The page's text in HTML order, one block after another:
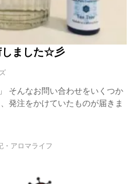
しました☆彡
そんなお問い合わせをいくつか
発注をかけていたものが届きま
・アロマライフ